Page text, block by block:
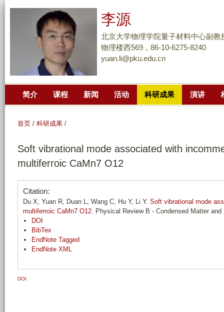
到
主
分
李源
北京大学物理学院量子材料中心副教
物理楼西569，86-10-6275-8240
yuan.li@pku.edu.cn
简介 课程 新闻 活动 科研成果 演讲
首页 / 科研成果 /
Soft vibrational mode associated with
multiferroic CaMn7 O12
Citation:
Du X, Yuan R, Duan L, Wang C, Hu Y, Li Y. Soft vibrational mode
multiferroic CaMn7 O12. Physical Review B - Condensed Matter
DOI
BibTex
EndNote Tagged
EndNote XML
DOI